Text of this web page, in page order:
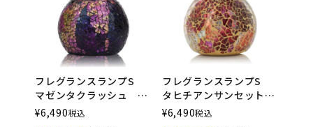
フレグランスランプS
マゼンタクラッシュ
ASHLEIGH&BURWOOD
（アシュレイアンドバー
¥6,490税込
フレグランスランプS
タヒチアンサンセット
ASHLEIGH&BURWOOD
（アシュレイアンドバー
¥6,490税込